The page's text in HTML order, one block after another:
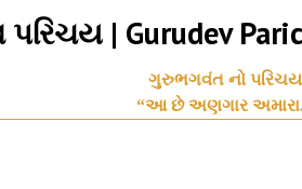
| Gurudev
ગુરુભગવંત નો
“આ છે અણગાર